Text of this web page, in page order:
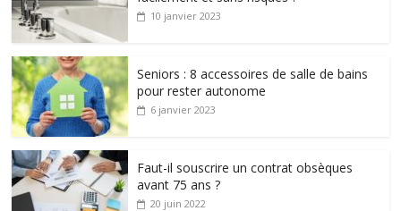
10 janvier 2023
Seniors : 8 accessoires de salle de bains
pour rester autonome
6 janvier 2023
Faut-il souscrire un contrat obsèques
avant 75 ans ?
20 juin 2022